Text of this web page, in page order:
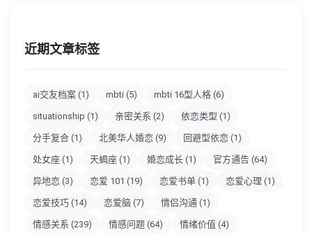
近期文章标签
ai交友档案 (1) mbti (5) mbti 16型人格 (6)
situationship (1) 亲密关系 (2) 依恋类型 (1)
分手复合 (1) 北美华人婚恋 (9) 回避型依恋 (1)
处女座 (1) 天蝎座 (1) 婚恋成长 (1) 官方通告 (64)
异地恋 (3) 恋爱 101 (19) 恋爱书单 (1) 恋爱心理 (1)
恋爱技巧 (14) 恋爱脑 (7) 情侣沟通 (1)
情感关系 (239) 情感问题 (64) 情绪价值 (4)